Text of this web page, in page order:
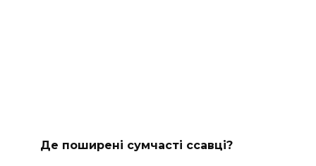
Де поширені сумчасті ссавці?